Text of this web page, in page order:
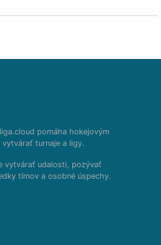
pomáha hokejovým
vytvárať turnaje a ligy.
vytvárať udalosti, pozývať
tímov a osobné úspechy.